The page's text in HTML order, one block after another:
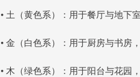
• 土（黄色系）：用于餐厅与地下
• 金（白色系）：用于厨房与书房
• 木（绿色系）：用于阳台与花园，